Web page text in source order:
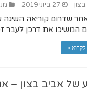
27 ביוני 2019
שדרום קוריאה
המשיכו את דרכן לעבר
»
של אביב בצון –